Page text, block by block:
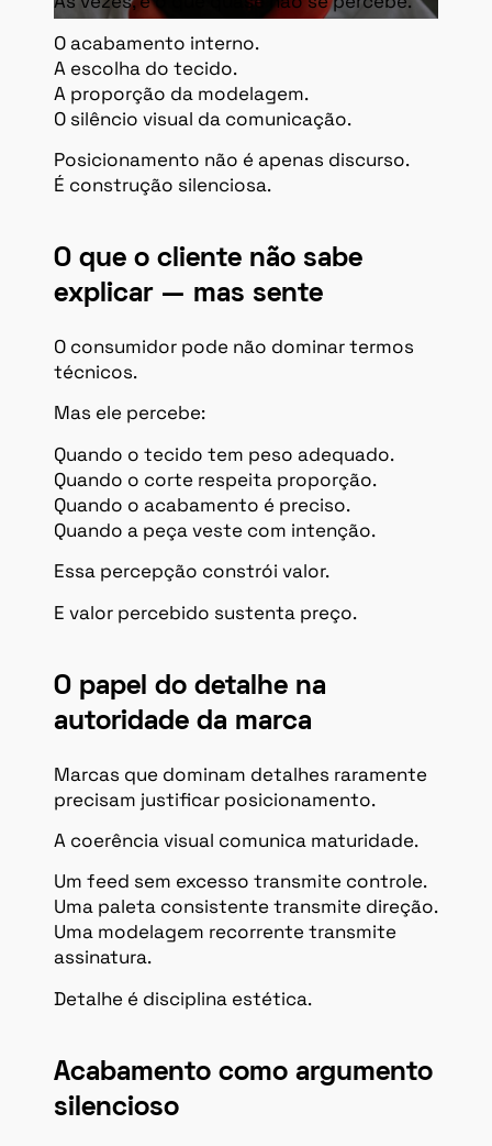
O acabamento interno.
A escolha do tecido.
A proporção da modelagem.
O silêncio visual da comunicação.
Posicionamento não é apenas discurso.
É construção silenciosa.
O que o cliente não sabe
explicar — mas sente
O consumidor pode não dominar termos
técnicos.
Mas ele percebe:
Quando o tecido tem peso adequado.
Quando o corte respeita proporção.
Quando o acabamento é preciso.
Quando a peça veste com intenção.
Essa percepção constrói valor.
E valor percebido sustenta preço.
O papel do detalhe na
autoridade da marca
Marcas que dominam detalhes raramente
precisam justificar posicionamento.
A coerência visual comunica maturidade.
Um feed sem excesso transmite controle.
Uma paleta consistente transmite direção.
Uma modelagem recorrente transmite
assinatura.
Detalhe é disciplina estética.
Acabamento como argumento
silencioso